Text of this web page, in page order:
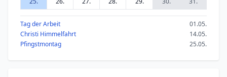
Tag der Arbeit
01.05.
Christi Himmelfahrt
14.05.
Pfingstmontag
25.05.